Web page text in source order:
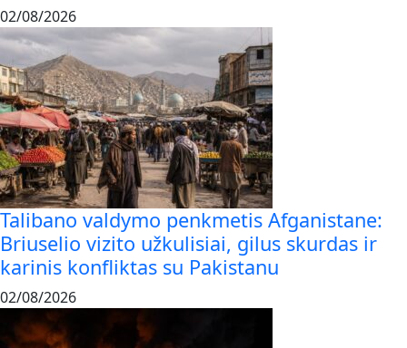
02/08/2026
Talibano valdymo penkmetis Afganistane:
Briuselio vizito užkulisiai, gilus skurdas ir
karinis konfliktas su Pakistanu
02/08/2026